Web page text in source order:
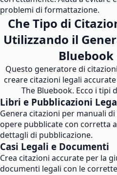
problemi di formattazione.
Che Tipo di
Utilizzando il
Bluebook
Questo generatore di
creare citazioni legali
The Bluebook. Ecco i tipi
Libri e Pubblicazioni
Genera citazioni per manuali
opere pubblicate con corretta
dettagli di pubblicazione.
Casi Legali e Documenti
Crea citazioni accurate per la
documenti legali con le